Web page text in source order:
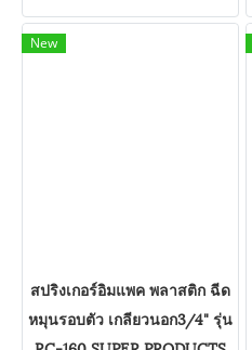
New
สปริงเกอร์อิมแพค พลาสติก ฉีด
หมุนรอบตัว เกลียวนอก3/4" รุ่น